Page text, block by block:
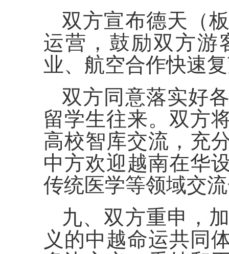
双方宣布德天（
运营，鼓励双方游
业、航空合作快速
双方同意落实好
留学生往来。双方
高校智库交流，充
中方欢迎越南在华
传统医学等领域交
九、双方重申，
义的中越命运共同